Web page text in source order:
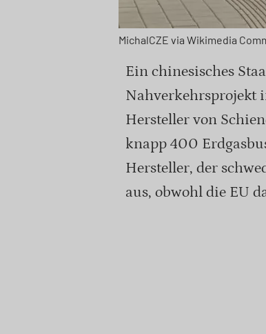
MichalCZE via Wikimedia
Ein chinesisches
Nahverkehrsprojekt
Hersteller von
knapp 400
Hersteller, der
aus, obwohl die EU